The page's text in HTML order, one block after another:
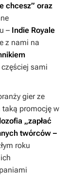
chcesz” oraz
– Indie Royale
z nami na
sami
gier ze
taką promocję w
„zapłać
twórców –
roku